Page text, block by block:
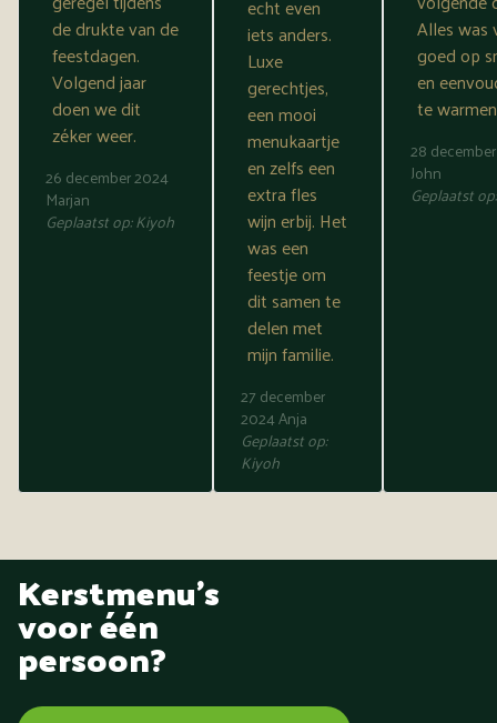
de drukte van de
feestdagen.
Volgend jaar
doen we dit
zéker weer.
26 december 2024
Marjan
Geplaatst op:Kiyoh
echt even
iets anders.
Luxe
gerechtjes,
een mooi
menukaartje
en zelfs een
extra fles
wijn erbij. Het
was een
feestje om
dit samen te
delen met
mijn familie.
27 december
2024Anja
Geplaatst op:
Kiyoh
Alles was
goed op
en
te
28
John
Geplaatst
Kerstmenu's
voor één
persoon?